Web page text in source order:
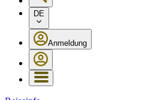
DE
Anmeldung